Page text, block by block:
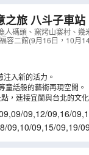
旅 八斗子車
幾米廣場、全
碼頭、窯烤山寨村、
容二館(9月16日，10月
入新的活力。
童話般的藝術再現空間。
，連接宜蘭與台北的文
,09/09,12/09,16/09,
09,10/09,15/09,19/09